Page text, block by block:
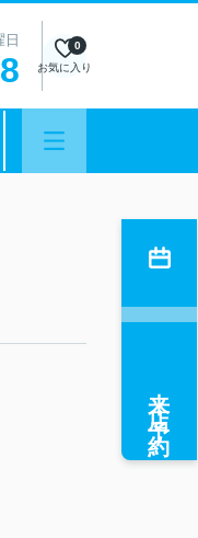
お気に入り
0
来店予約